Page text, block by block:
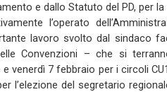
e dallo Statuto del PD, per
l’operato
lavoro svolto dal sindaco
Convenzioni – che si
venerdì 7 febbraio per i circoli
l’elezione del segretario